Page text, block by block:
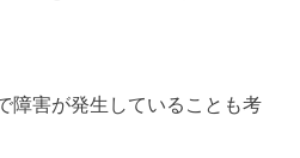
障害が発生していることも考